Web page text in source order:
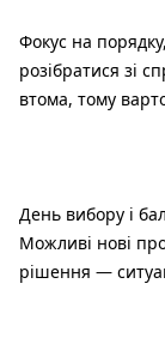
Фокус на
розібратися зі
втома, тому
День вибору і
Можливі нові
рішення —